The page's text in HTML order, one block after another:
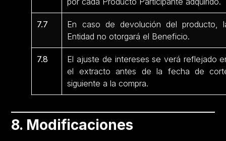
7.7
En caso de devolución del producto,
Entidad no otorgará el Beneficio.
7.8
El ajuste de intereses se verá reflejado
el extracto antes de la fecha de
siguiente a la compra.
8. Modificaciones